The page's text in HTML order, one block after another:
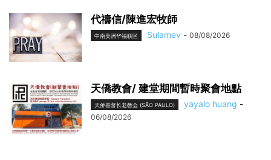
代禱信/陳進宏牧師
中南美洲华福联区 Sulamev - 08/08/2026
天僑教會/ 建堂期間暫時聚會地點
天侨基督长老教会 (SÃO PAULO) yayalo huang -
06/08/2026